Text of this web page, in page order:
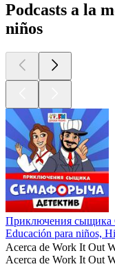
Podcasts a la
niños
Приключения сыщика
Educación para niños,
Acerca de Work It Out
Acerca de Work It Out